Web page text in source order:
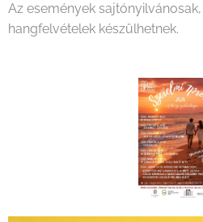
Az események
hangfelvételek készülhetnek.